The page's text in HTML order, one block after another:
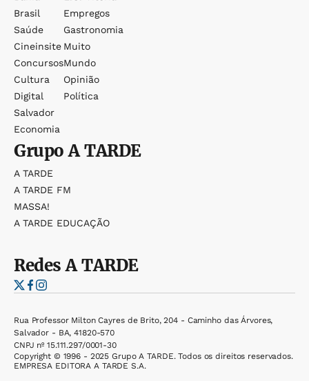
Brasil
Saúde
Cineinsite
Concursos
Cultura
Digital
Salvador
Economia
Empregos
Gastronomia
Muito
Mundo
Opinião
Política
GrupoA TARDE
A TARDE
A TARDE FM
MASSA!
A TARDE EDUCAÇÃO
RedesA TARDE
Rua Professor Milton Cayres de Brito, 204 - Caminho das Árvores,
Salvador - BA, 41820-570
CNPJ nº 15.111.297/0001-30
Copyright © 1996 - 2025 Grupo A TARDE. Todos os direitos reservados.
EMPRESA EDITORA A TARDE S.A.